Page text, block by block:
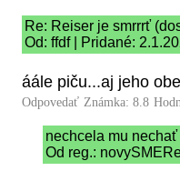
Re: Reiser je smrrrť
Od: ffdf | Pridané:
áále piču...aj jeho
Odpovedať Známka: 8.8
nechcela mu nechať
Od reg.: